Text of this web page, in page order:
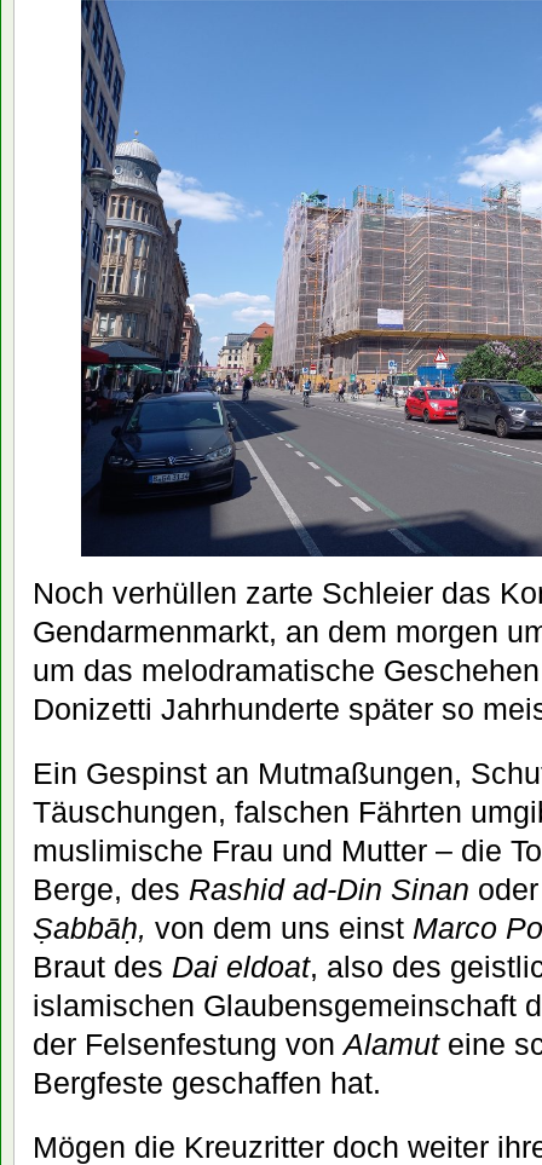
Noch verhüllen zarte Schleier das
Gendarmenmarkt, an dem morgen
um das melodramatische
Donizetti Jahrhunderte später so
Ein Gespinst an Mutmaßungen,
Täuschungen, falschen Fährten
muslimische Frau und Mutter – die
Berge, des Rashid ad-Din Sinan
Ṣabbāḥ, von dem uns einst Marco
Braut des Dai eldoat, also des
islamischen Glaubensgemeinschaft
der Felsenfestung vonAlamuteine
Bergfeste geschaffen hat.
Mögen die Kreuzritter doch weiter